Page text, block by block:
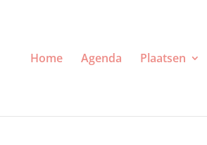
Home Agenda Plaatsen